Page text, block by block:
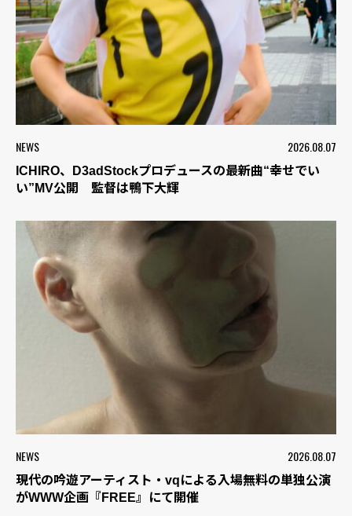
NEWS 2026.08.07
ICHIRO、D3adStockプロデュースの最新曲“幸せでい
い”MV公開 監督は鴨下大輝
NEWS 2026.08.07
現代の吟遊アーティスト・vqによる入場無料の単独公演
がWWW企画『FREE』にて開催